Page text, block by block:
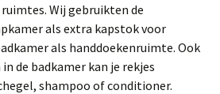
Wij gebruikten de
als extra kapstok voor
als handdoekenruimte. Ook
de badkamer kan je rekjes
shampoo of conditioner.